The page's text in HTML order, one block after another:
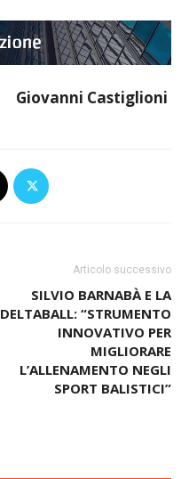
Giovanni Castiglioni
Articolo successivo
SILVIO BARNABÀ E LA
DELTABALL: “STRUMENTO
INNOVATIVO PER
MIGLIORARE
L’ALLENAMENTO NEGLI
SPORT BALISTICI”